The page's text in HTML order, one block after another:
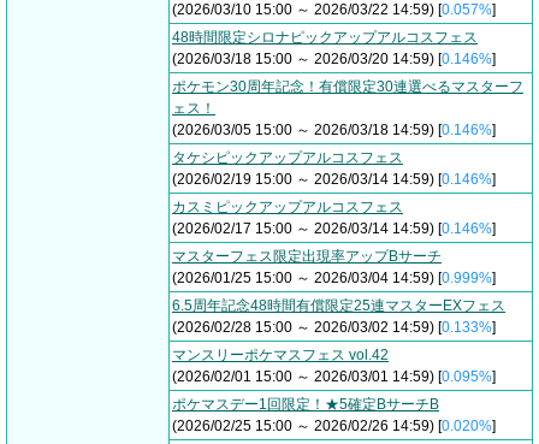
(2026/03/10 15:00 ～ 2026/03/22 14:59) [0.057%]
48時間限定シロナピックアップアルコスフェス
(2026/03/18 15:00 ～ 2026/03/20 14:59) [0.146%]
ポケモン30周年記念！有償限定30連選べるマスターフ
ェス！
(2026/03/05 15:00 ～ 2026/03/18 14:59) [0.146%]
タケシピックアップアルコスフェス
(2026/02/19 15:00 ～ 2026/03/14 14:59) [0.146%]
カスミピックアップアルコスフェス
(2026/02/17 15:00 ～ 2026/03/14 14:59) [0.146%]
マスターフェス限定出現率アップBサーチ
(2026/01/25 15:00 ～ 2026/03/04 14:59) [0.999%]
6.5周年記念48時間有償限定25連マスターEXフェス
(2026/02/28 15:00 ～ 2026/03/02 14:59) [0.133%]
マンスリーポケマスフェス vol.42
(2026/02/01 15:00 ～ 2026/03/01 14:59) [0.095%]
ポケマスデー1回限定！★5確定BサーチB
(2026/02/25 15:00 ～ 2026/02/26 14:59) [0.020%]